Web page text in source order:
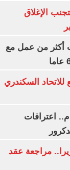
الإغلاق
أكثر من عمل مع
السكندري
للجريمة قبلها بـ10 أيام.. اعترافات
مراجعة عقد